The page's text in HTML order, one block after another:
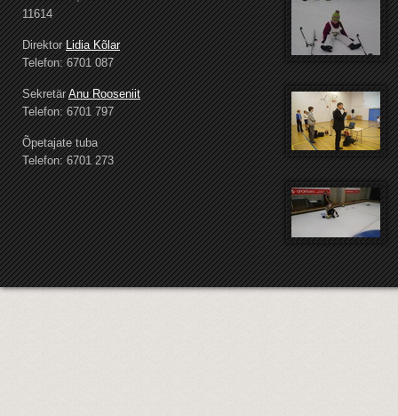
11614
DirektorLidia Kõlar
Telefon: 6701 087
SekretärAnu Rooseniit
Telefon: 6701 797
Õpetajate tuba
Telefon: 6701 273